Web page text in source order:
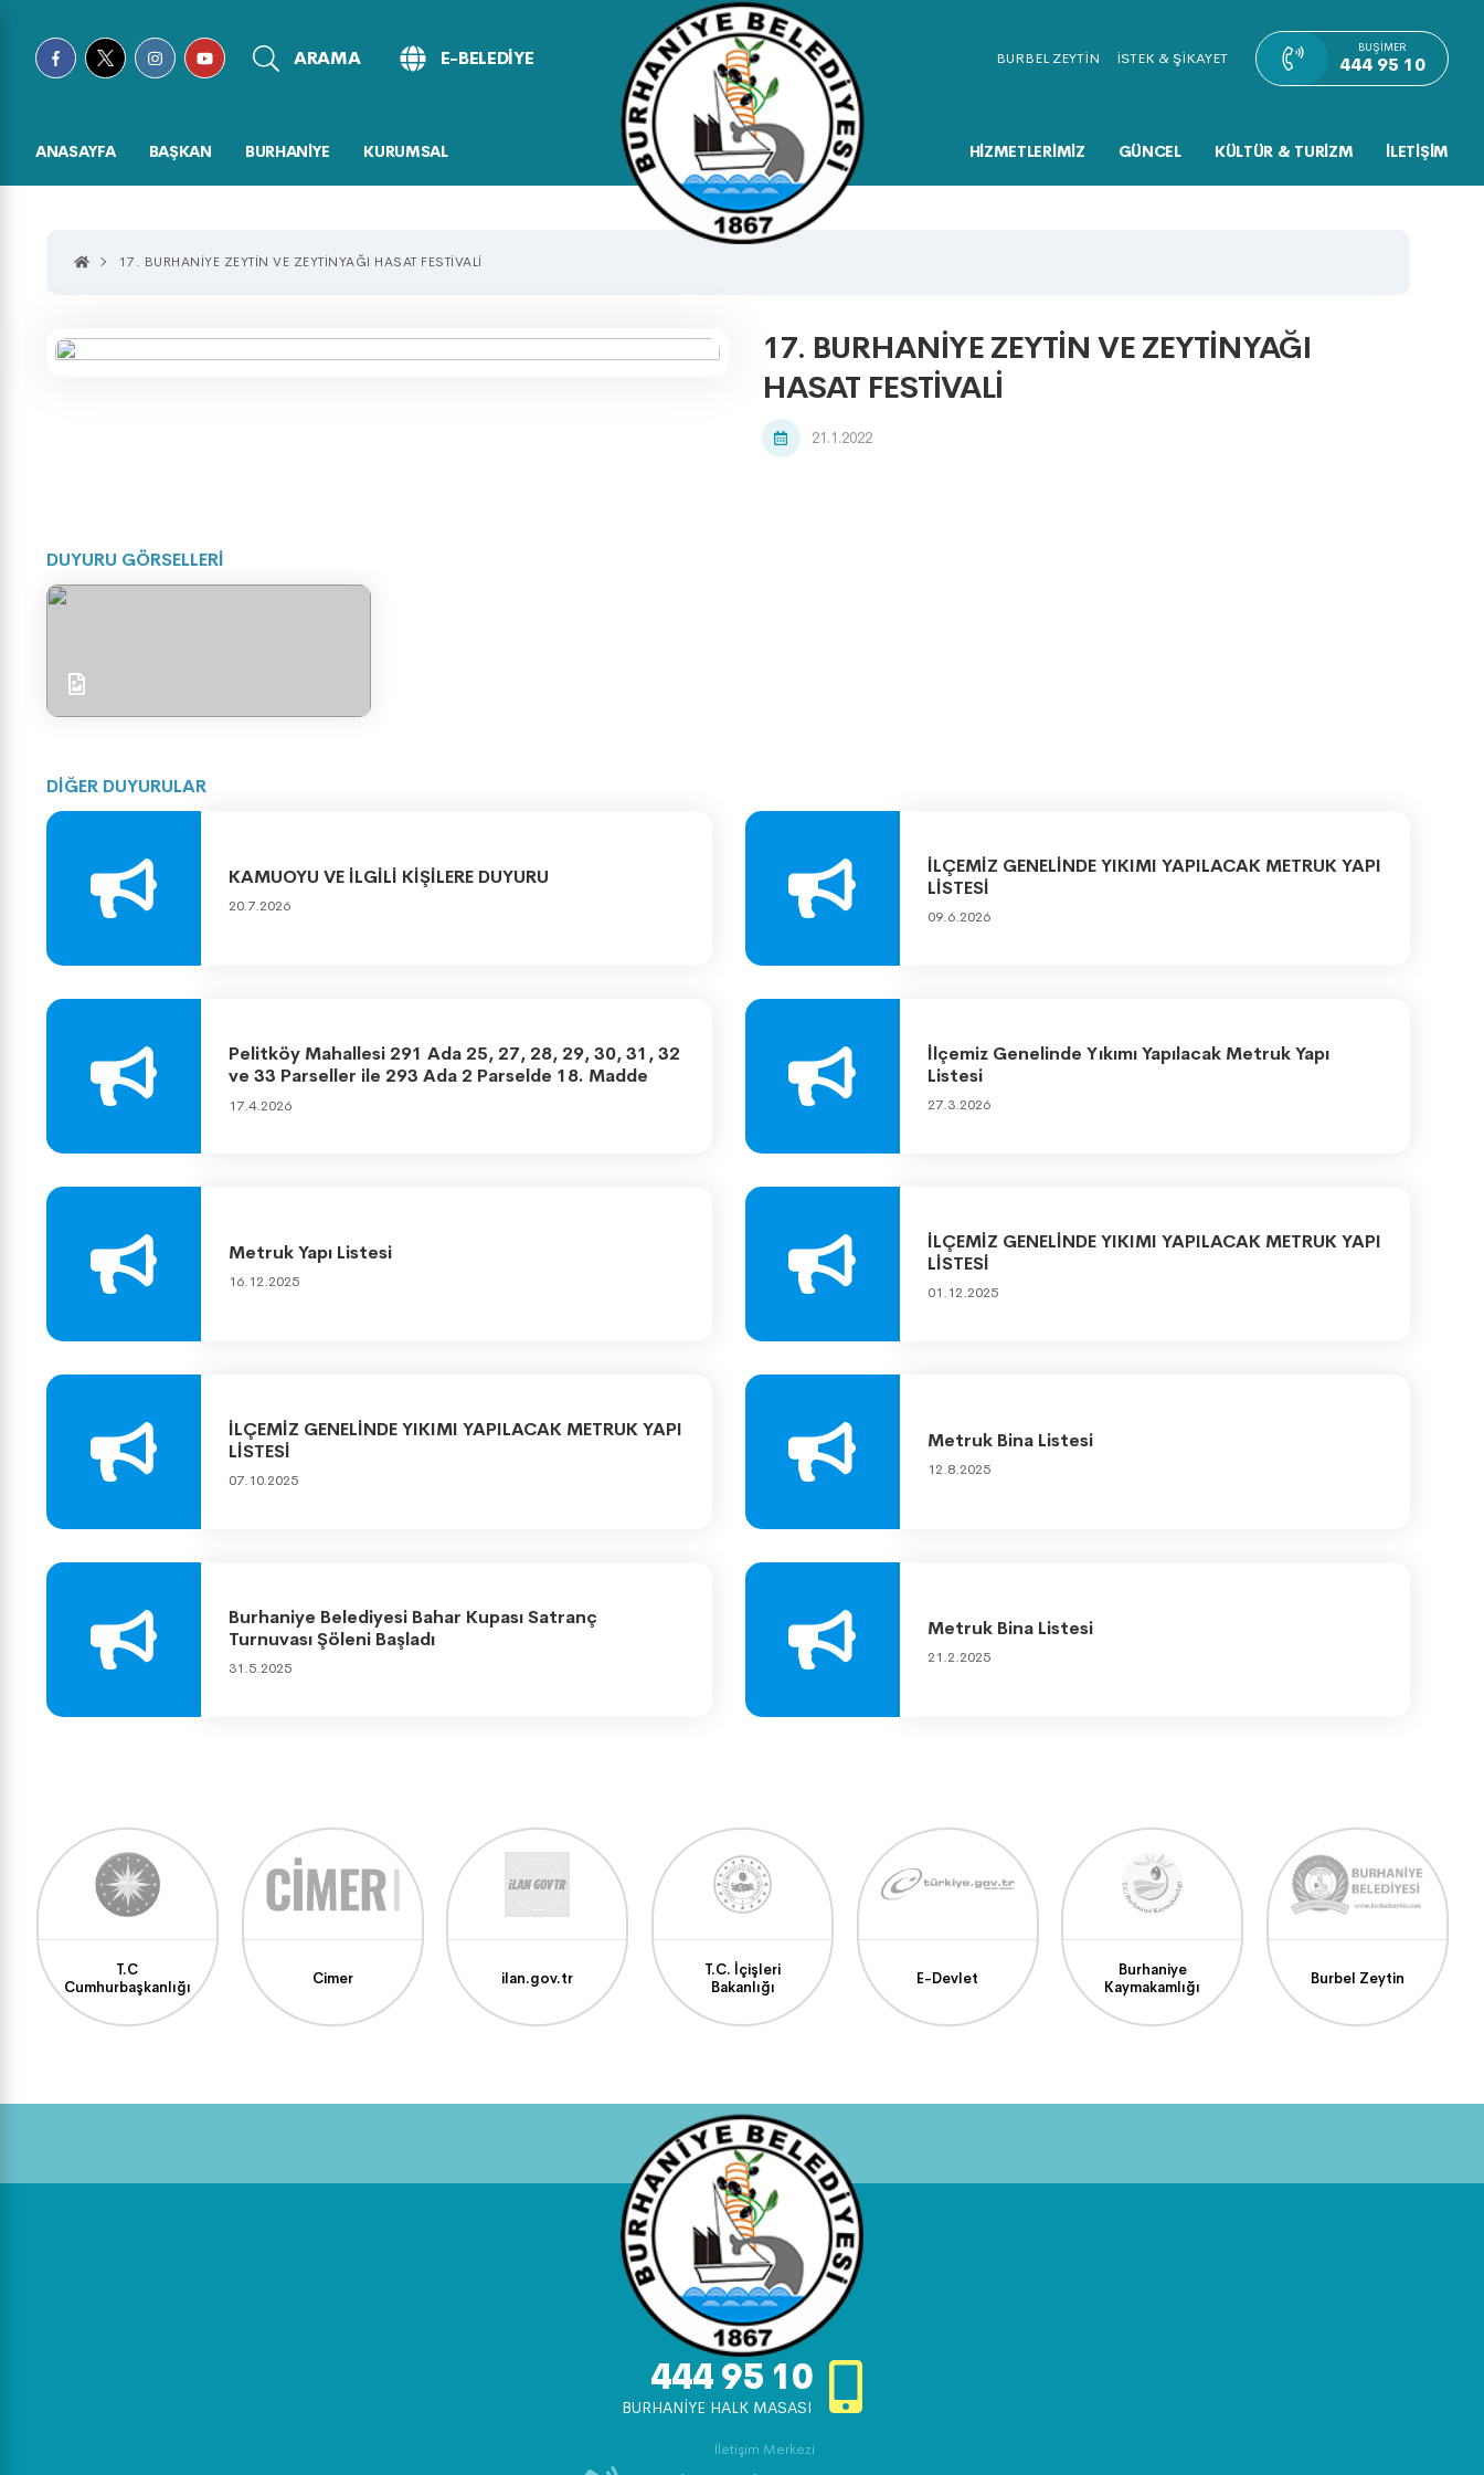
ARAMA E-BELEDİYE BURBEL ZEYTİN İSTEK & ŞİKAYET
BUŞIMER
444 95 10
ANASAYFA BAŞKAN BURHANİYE KURUMSAL HİZMETLERİMİZ GÜNCEL KÜLTÜR & TURİZM İLETİŞİM
17. BURHANİYE ZEYTİN VE ZEYTİNYAĞI HASAT FESTİVALİ
17. BURHANİYE ZEYTİN VE ZEYTİNYAĞI
HASAT FESTİVALİ
21.1.2022
DUYURU GÖRSELLERİ
DİĞER DUYURULAR
KAMUOYU VE İLGİLİ KİŞİLERE DUYURU
20.7.2026
İLÇEMİZ GENELİNDE YIKIMI YAPILACAK METRUK YAPI
LİSTESİ
09.6.2026
Pelitköy Mahallesi 291 Ada 25, 27, 28, 29, 30, 31, 32
ve 33 Parseller ile 293 Ada 2 Parselde 18. Madde
Uygulaması
17.4.2026
İlçemiz Genelinde Yıkımı Yapılacak Metruk Yapı
Listesi
27.3.2026
Metruk Yapı Listesi
16.12.2025
İLÇEMİZ GENELİNDE YIKIMI YAPILACAK METRUK YAPI
LİSTESİ
01.12.2025
İLÇEMİZ GENELİNDE YIKIMI YAPILACAK METRUK YAPI
LİSTESİ
07.10.2025
Metruk Bina Listesi
12.8.2025
Burhaniye Belediyesi Bahar Kupası Satranç
Turnuvası Şöleni Başladı
31.5.2025
Metruk Bina Listesi
21.2.2025
T.C
Cumhurbaşkanlığı
Cimer ilan.gov.tr
T.C. İçişleri
Bakanlığı
E-Devlet
Burhaniye
Kaymakamlığı
Burbel Zeytin
444 95 10
BURHANİYE HALK MASASI
İletişim Merkezi